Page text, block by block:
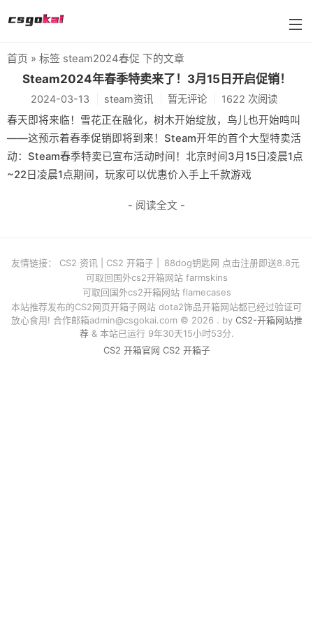
farmskins
88dog
flamecases
88hash-jp
首页 » 标签 steam2024春促 下的文章
Steam2024年春季特卖来了！3月15日开启促销！
2024-03-13 steam资讯 暂无评论 1622 次阅读
春天即将来临！雪花正在融化，树木开始绽放，鸟儿也开始鸣叫
——这预示着春季促销即将到来！Steam开年的首个大型特卖活
动：Steam春季特卖已宣布活动时间！北京时间3月15日凌晨1点
~22日凌晨1点期间，玩家可以优惠价入手上千款游戏
- 阅读全文 -
友情链接： CS2 资讯 CS2 开箱子
88dog钥匙网 点击注册即送8.8元
可取回国外cs2开箱网站 farmskins
可取回国外cs2开箱网站 flamecases
本站推荐发布的CS2网页开箱子网站 dota2饰品开箱网站都已经过验证可
放心食用! 合作邮箱admin@csgokai.com© 2026 . by CS2-开箱网站推
荐& 本站已运行 9年30天15小时53分.
CS2 开箱官网 CS2 开箱子